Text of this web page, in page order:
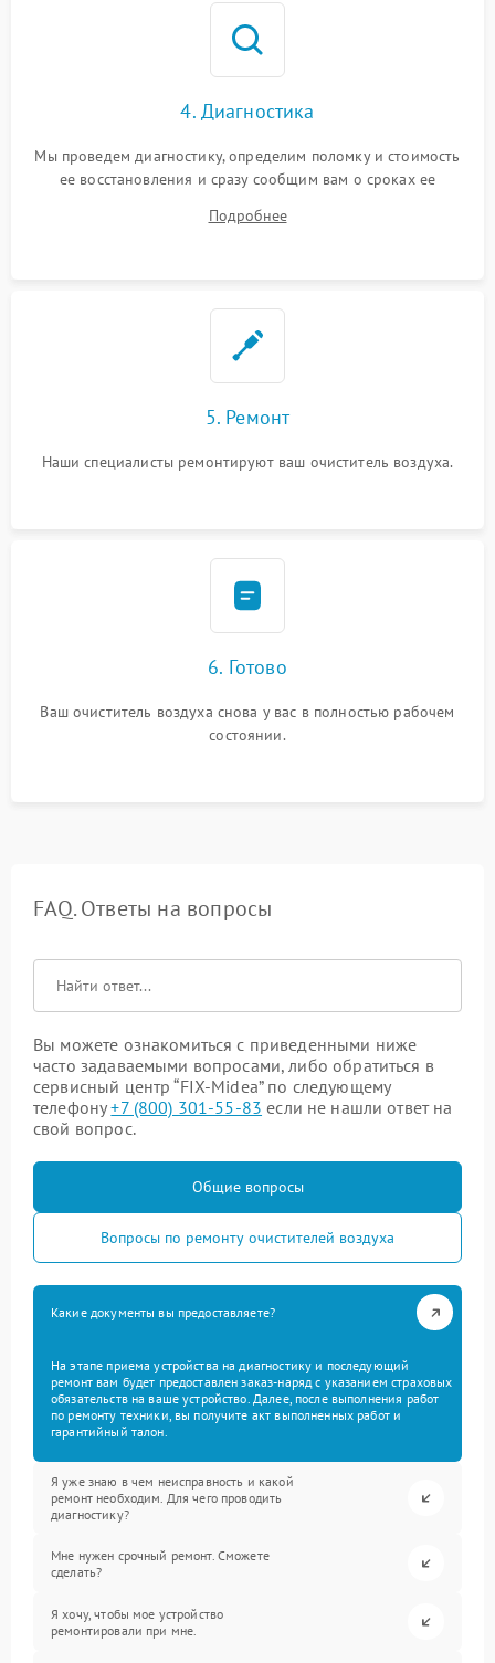
4. Диагностика
Мы проведем диагностику, определим поломку и стоимость
ее восстановления и сразу сообщим вам о сроках ее
Подробнее
5. Ремонт
Наши специалисты ремонтируют ваш очиститель воздуха.
6. Готово
Ваш очиститель воздуха снова у вас в полностью рабочем
состоянии.
FAQ. Ответы на вопросы
Вы можете ознакомиться с приведенными ниже
часто задаваемыми вопросами, либо обратиться в
сервисный центр “FIX-Midea” по следующему
телефону+7 (800) 301-55-83 если не нашли ответ на
свой вопрос.
Общие вопросы
Вопросы по ремонту очистителей воздуха
Какие документы вы предоставляете?
На этапе приема устройства на диагностику и последующий
ремонт вам будет предоставлен заказ-наряд с указанием страховых
обязательств на ваше устройство. Далее, после выполнения работ
по ремонту техники, вы получите акт выполненных работ и
гарантийный талон.
Я уже знаю в чем неисправность и какой
ремонт необходим. Для чего проводить
диагностику?
Мне нужен срочный ремонт. Сможете
сделать?
Я хочу, чтобы мое устройство
ремонтировали при мне.